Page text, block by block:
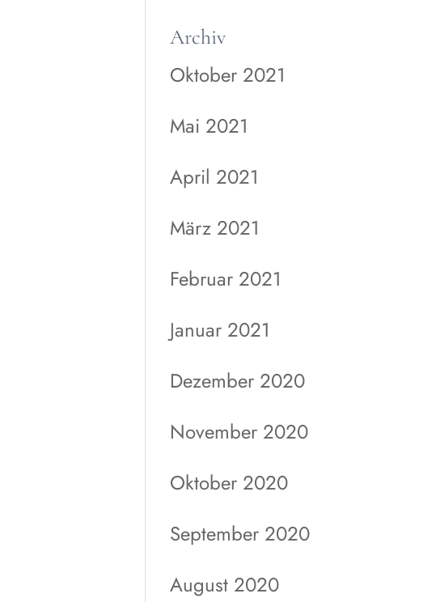
Archiv
Oktober 2021
Mai 2021
April 2021
März 2021
Februar 2021
Januar 2021
Dezember 2020
November 2020
Oktober 2020
September 2020
August 2020